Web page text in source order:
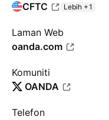
CFTC
Lebih +1
Laman Web
oanda.com
Komuniti
OANDA
Telefon